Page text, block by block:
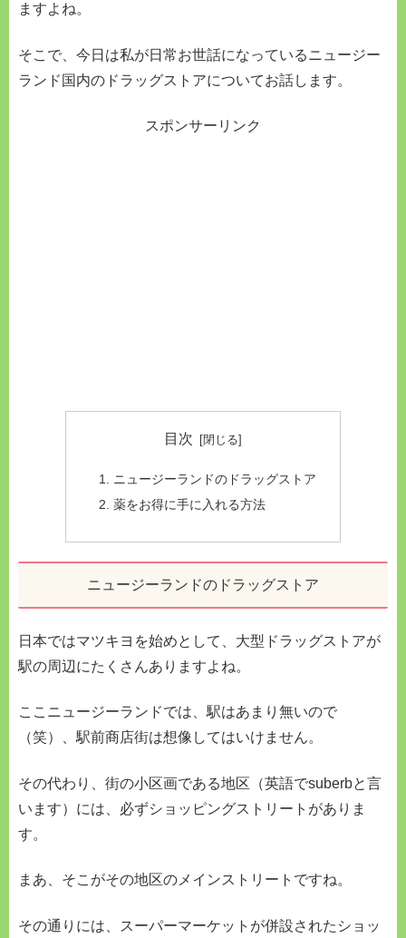
ますよね。
そこで、今日は私が日常お世話になっているニュージー
ランド国内のドラッグストアについてお話します。
スポンサーリンク
目次
ニュージーランドのドラッグストア
薬をお得に手に入れる方法
ニュージーランドのドラッグストア
日本ではマツキヨを始めとして、大型ドラッグストアが
駅の周辺にたくさんありますよね。
ここニュージーランドでは、駅はあまり無いので
（笑）、駅前商店街は想像してはいけません。
その代わり、街の小区画である地区（英語でsuberbと言
います）には、必ずショッピングストリートがありま
す。
まあ、そこがその地区のメインストリートですね。
その通りには、スーパーマーケットが併設されたショッ